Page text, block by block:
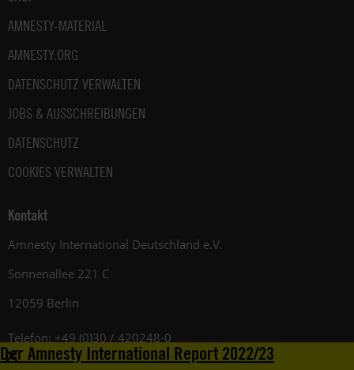
Der Amnesty International Report 2022/23
AMNESTY-MATERIAL
AMNESTY.ORG
DATENSCHUTZ VERWALTEN
JOBS & AUSSCHREIBUNGEN
DATENSCHUTZ
COOKIES VERWALTEN
Kontakt
Amnesty International Deutschland e.V.
Sonnenallee 221 C
12059 Berlin
Telefon: +49 (0)30 / 420248-0